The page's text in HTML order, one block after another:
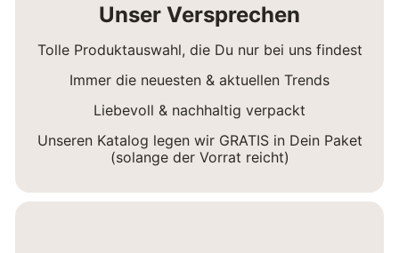
Unser Versprechen
Tolle Produktauswahl, die Du nur bei uns findest
Immer die neuesten & aktuellen Trends
Liebevoll & nachhaltig verpackt
Unseren Katalog legen wir GRATIS in Dein Paket
(solange der Vorrat reicht)